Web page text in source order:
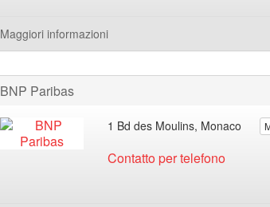
Maggiori informazioni
BNP Paribas
1 Bd des Moulins, Monaco
Contatto per telefono